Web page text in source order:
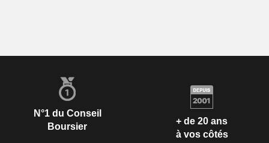
N°1 du Conseil
Boursier
+ de 20 ans
à vos côtés